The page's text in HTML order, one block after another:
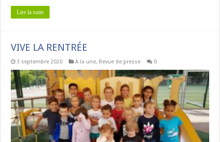
Lire la suite
VIVE LA RENTRÉE
3 septembre 2020 A la une, Revue de presse 0